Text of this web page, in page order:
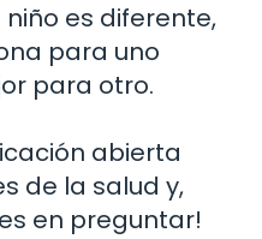
es diferente,
para uno
para otro.
abierta
de la salud y,
en preguntar!